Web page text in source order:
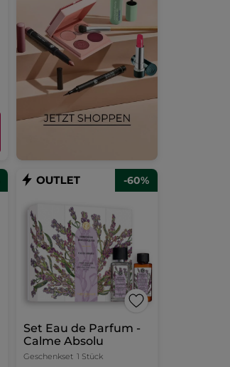
-60%
Set Eau de Parfum -
Calme Absolu
Geschenkset 1 Stück